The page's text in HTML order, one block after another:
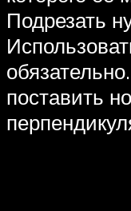
Подрезать
поставить